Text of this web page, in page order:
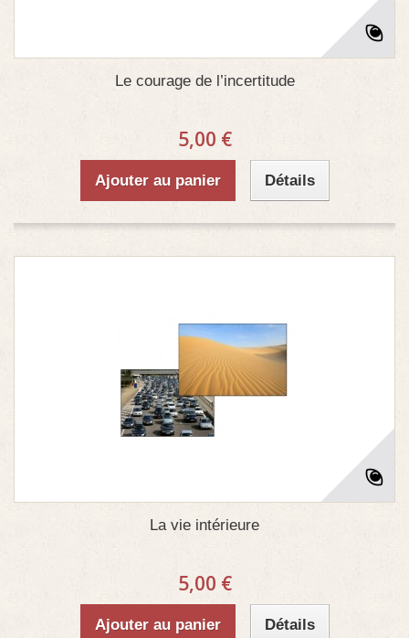
Le courage de l’incertitude
5,00 €
Ajouter au panier Détails
La vie intérieure
5,00 €
Ajouter au panier Détails